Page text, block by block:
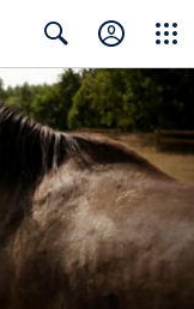
Search Close